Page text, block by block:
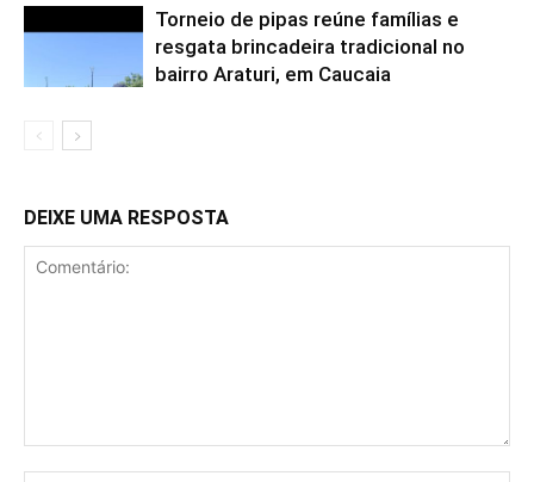
Torneio de pipas reúne famílias e
resgata brincadeira tradicional no
bairro Araturi, em Caucaia
DEIXE UMA RESPOSTA